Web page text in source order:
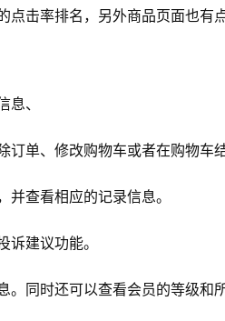
点击率排名，另外商品页面也有
、
订单、修改购物车或者在购物车
查看相应的记录信息。
诉建议功能。
。同时还可以查看会员的等级和